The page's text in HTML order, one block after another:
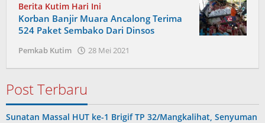
Berita Kutim Hari Ini
Korban Banjir Muara Ancalong Terima
524 Paket Sembako Dari Dinsos
Pemkab Kutim 28 Mei 2021
Post Terbaru
Sunatan Massal HUT ke-1 Brigif TP 32/Mangkalihat, Senyuman